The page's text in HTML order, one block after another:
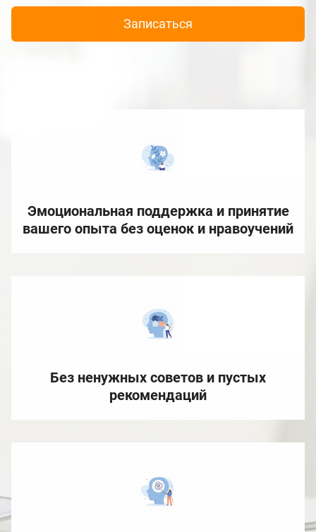
Записаться
Эмоциональная поддержка и принятие
вашего опыта без оценок и нравоучений
Без ненужных советов и пустых
рекомендаций